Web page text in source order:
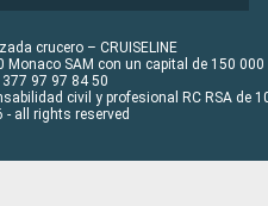
crucero – CRUISELINE
SAM con un capital de 150 000
97 97 84 50
civil y profesional RC RSA de
- all rights reserved